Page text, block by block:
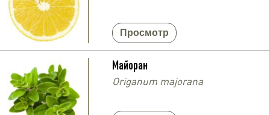
Просмотр
Майоран
Origanum majorana